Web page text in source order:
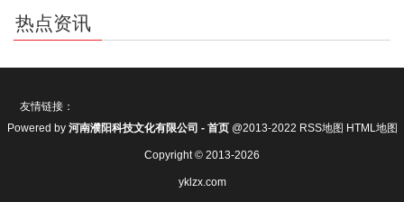
热点资讯
友情链接：
Powered by 河南濮阳科技文化有限公司 - 首页@2013-2022 RSS地图 HTML地图
Copyright© 2013-2026
yklzx.com